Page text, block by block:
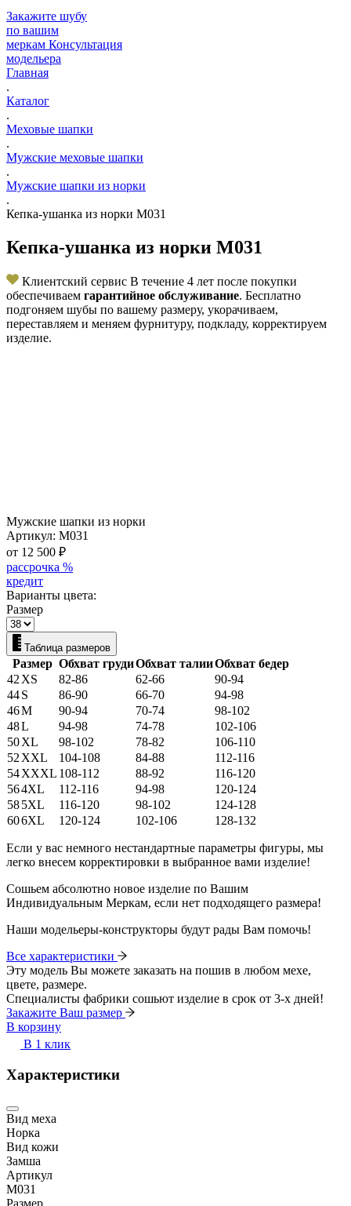
Закажите шубу
по вашим
меркам Консультация
модельера
Главная
.
Каталог
.
Меховые шапки
.
Мужские меховые шапки
.
Мужские шапки из норки
.
Кепка-ушанка из норки M031
Кепка-ушанка из норки M031
Клиентский сервис В течение 4 лет после покупки
обеспечиваем гарантийное обслуживание. Бесплатно
подгоняем шубы по вашему размеру, укорачиваем,
переставляем и меняем фурнитуру, подкладу, корректируем
изделие.
Мужские шапки из норки
Артикул: M031
от 12 500 ₽
рассрочка %
кредит
Варианты цвета:
Размер
Таблица размеров
Размер Обхват грудиОбхват талииОбхват бедер
42 XS 82-86 62-66
90-94
44S 86-90 66-70
94-98
46M 90-94 70-74
98-102
48L 94-98 74-78
102-106
50XL 98-102 78-82
106-110
52 XXL 104-108 84-88
112-116
54XXXL 108-112 88-92
116-120
564XL 112-116 94-98
120-124
585XL 116-120 98-102
124-128
606XL 120-124 102-106 128-132
Если у вас немного нестандартные параметры фигуры, мы
легко внесем корректировки в выбранное вами изделие!
Сошьем абсолютно новое изделие по Вашим
Индивидуальным Меркам, если нет подходящего размера!
Наши модельеры-конструкторы будут рады Вам помочь!
Все характеристики
Эту модель Вы можете заказать на пошив в любом мехе,
цвете, размере.
Специалисты фабрики сошьют изделие в срок от 3-х дней!
Закажите Ваш размер
В корзину
В 1 клик
Характеристики
Вид меха
Норка
Вид кожи
Замша
Артикул
M031